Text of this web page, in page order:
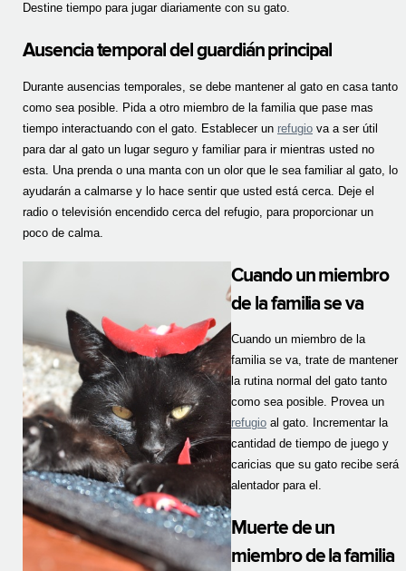
Destine tiempo para jugar diariamente con su gato.
Ausencia temporal del guardián principal
Durante ausencias temporales, se debe mantener al gato en casa tanto
como sea posible. Pida a otro miembro de la familia que pase mas
tiempo interactuando con el gato. Establecer un refugio va a ser útil
para dar al gato un lugar seguro y familiar para ir mientras usted no
esta. Una prenda o una manta con un olor que le sea familiar al gato, lo
ayudarán a calmarse y lo hace sentir que usted está cerca. Deje el
radio o televisión encendido cerca del refugio, para proporcionar un
poco de calma.
Cuando un miembro
de la familia se va
Cuando un miembro de la
familia se va, trate de mantener
la rutina normal del gato tanto
como sea posible. Provea un
refugio al gato. Incrementar la
cantidad de tiempo de juego y
caricias que su gato recibe será
alentador para el.
Muerte de un
miembro de la familia